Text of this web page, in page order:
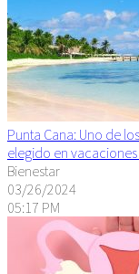
Punta Cana: Uno de
elegido en
Bienestar
03/26/2024
05:17 PM